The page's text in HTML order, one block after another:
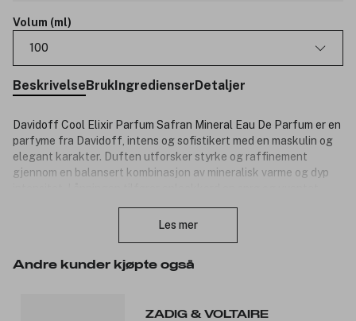
Volum (ml)
100
BeskrivelseBrukIngredienserDetaljer
Davidoff Cool Elixir Parfum Safran Mineral Eau De Parfum er en
parfyme fra Davidoff, intens og sofistikert med en maskulin og
elegant karakter. Duften utforsker styrke og raffinement
gjennom en balansert kombinasjon av mineralisk varme og dyp
karakterfull dybde. Basen avrundes med en trio av sedertre som
understreker duftens eksklusive uttrykk og følelsen av
Les mer
Andre kunder kjøpte også
ZADIG & VOLTAIRE